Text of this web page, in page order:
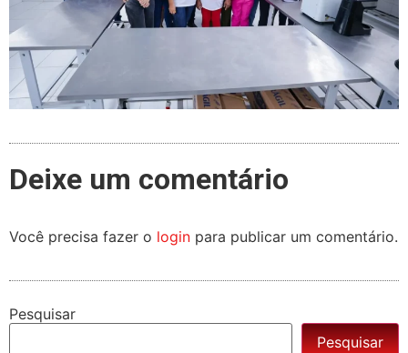
Deixe um comentário
Você precisa fazer o login para publicar um comentário.
Pesquisar
Pesquisar